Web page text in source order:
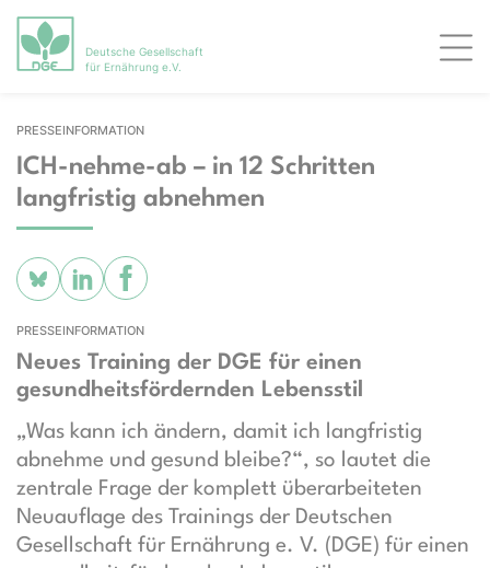
Deutsche Gesellschaft
für Ernährung e.V.
PRESSEINFORMATION
ICH-nehme-ab – in 12 Schritten
langfristig abnehmen
PRESSEINFORMATION
Neues Training der DGE für einen
gesundheitsfördernden Lebensstil
„Was kann ich ändern, damit ich langfristig
abnehme und gesund bleibe?“, so lautet die
zentrale Frage der komplett überarbeiteten
Neuauflage des Trainings der Deutschen
Gesellschaft für Ernährung e. V. (DGE) für einen